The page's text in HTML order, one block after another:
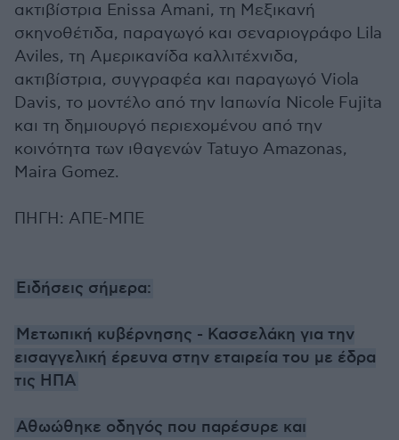
ακτιβίστρια Enissa Amani, τη Μεξικανή
σκηνοθέτιδα, παραγωγό και σεναριογράφο Lila
Aviles, τη Αμερικανίδα καλλιτέχνιδα,
ακτιβίστρια, συγγραφέα και παραγωγό Viola
Davis, το μοντέλο από την Ιαπωνία Nicole Fujita
και τη δημιουργό περιεχομένου από την
κοινότητα των ιθαγενών Tatuyo Amazonas,
Maira Gomez.
ΠΗΓΗ: ΑΠΕ-ΜΠΕ
Ειδήσεις σήμερα:
Μετωπική κυβέρνησης - Κασσελάκη για την
εισαγγελική έρευνα στην εταιρεία του με έδρα
τις ΗΠΑ
Αθωώθηκε οδηγός που παρέσυρε και